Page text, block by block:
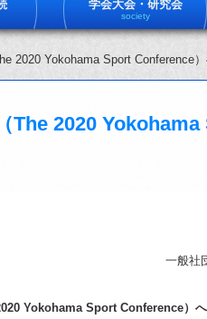
学会大会・研究会
society
2020 Yokohama Sport Conference
The 2020
一般社
Yokohama Sport Conference）